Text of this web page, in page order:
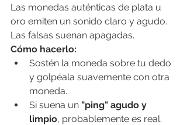
Las monedas auténticas de plata u
oro emiten un sonido claro y agudo.
Las falsas suenan apagadas.
Cómo hacerlo:
Sostén la moneda sobre tu dedo
y golpéala suavemente con otra
moneda.
Si suena un "ping" agudo y
limpio, probablemente es real.